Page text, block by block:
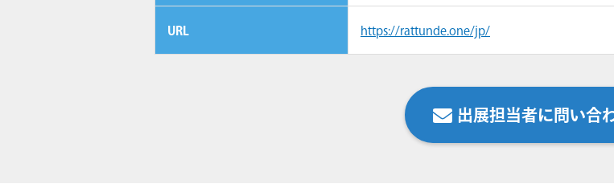
URL https://rattunde.one/jp/
出展担当者に問い合